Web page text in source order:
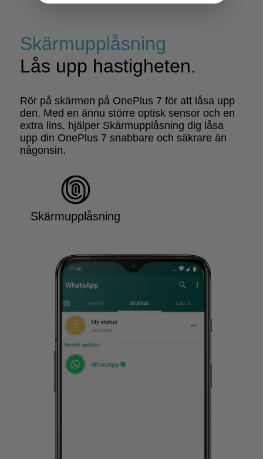
Skärmupplåsning
Lås upp hastigheten.
Rör på skärmen på OnePlus 7 för att låsa upp
den. Med en ännu större optisk sensor och en
extra lins, hjälper Skärmupplåsning dig låsa
upp din OnePlus 7 snabbare och säkrare än
någonsin.
Skärmupplåsning